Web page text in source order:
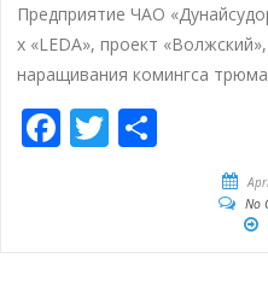
Предприятие ЧАО
х «LEDA», проект
наращивания комингса
Facebook
Twitter
No